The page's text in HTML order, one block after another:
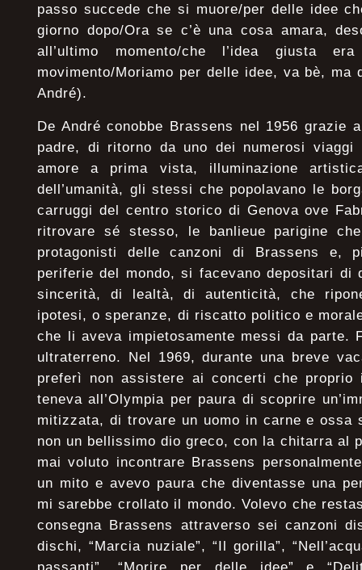
passo succede che si muore/per delle idee
giorno dopo/Ora se c’è una cosa amara,
all’ultimo momento/che l’idea giusta
movimento/Moriamo per delle idee, va bè, ma
André).
De André conobbe Brassens nel 1956 grazie
padre, di ritorno da uno dei numerosi
amore a prima vista, illuminazione
dell’umanità, gli stessi che popolavano le
carruggi del centro storico di Genova ove
ritrovare sé stesso, le banlieue parigine
protagonisti delle canzoni di Brassens e,
periferie del mondo, si facevano depositari di
sincerità, di lealtà, di autenticità, che
ipotesi, o speranze, di riscatto politico e
che li aveva impietosamente messi da parte.
ultraterreno. Nel 1969, durante una breve
preferì non assistere ai concerti che
teneva all’Olympia per paura di scoprire
mitizzata, di trovare un uomo in carne e ossa
non un bellissimo dio greco, con la chitarra al
mai voluto incontrare Brassens
un mito e avevo paura che diventasse una
mi sarebbe crollato il mondo. Volevo che
consegna Brassens attraverso sei canzoni
dischi, “Marcia nuziale”, “Il gorilla”,
passanti”, “Morire per delle idee” e